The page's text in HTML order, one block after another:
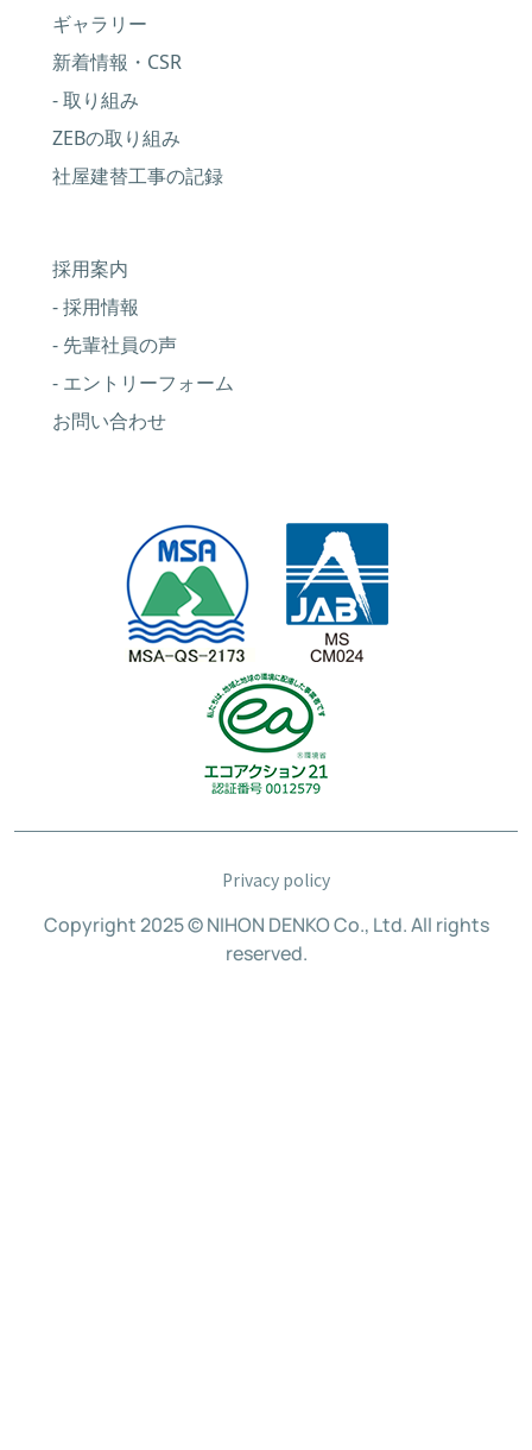
ギャラリー
新着情報・CSR
- 取り組み
ZEBの取り組み
社屋建替工事の記録
採用案内
- 採用情報
- 先輩社員の声
- エントリーフォーム
お問い合わせ
Privacy policy
Copyright 2025 © NIHON DENKO Co., Ltd. All rights
reserved.